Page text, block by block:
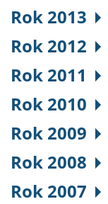
Rok 2013
Rok 2012
Rok 2011
Rok 2010
Rok 2009
Rok 2008
Rok 2007